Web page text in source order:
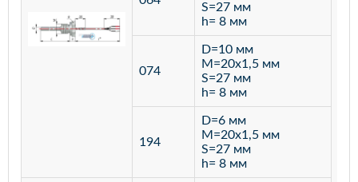
S=27 мм
h= 8 мм
074
D=10 мм
M=20х1,5 мм
S=27 мм
h= 8 мм
194
D=6 мм
M=20х1,5 мм
S=27 мм
h= 8 мм